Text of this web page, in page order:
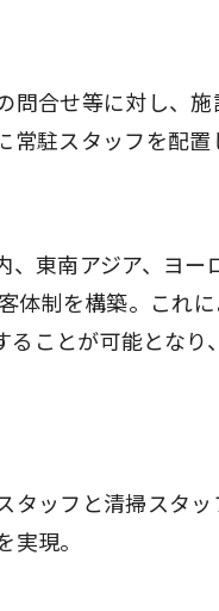
問合せ等に対し、
駐スタッフを配置
東南アジア、ヨー
体制を構築。これ
ことが可能となり
タッフと清掃スタ
実現。